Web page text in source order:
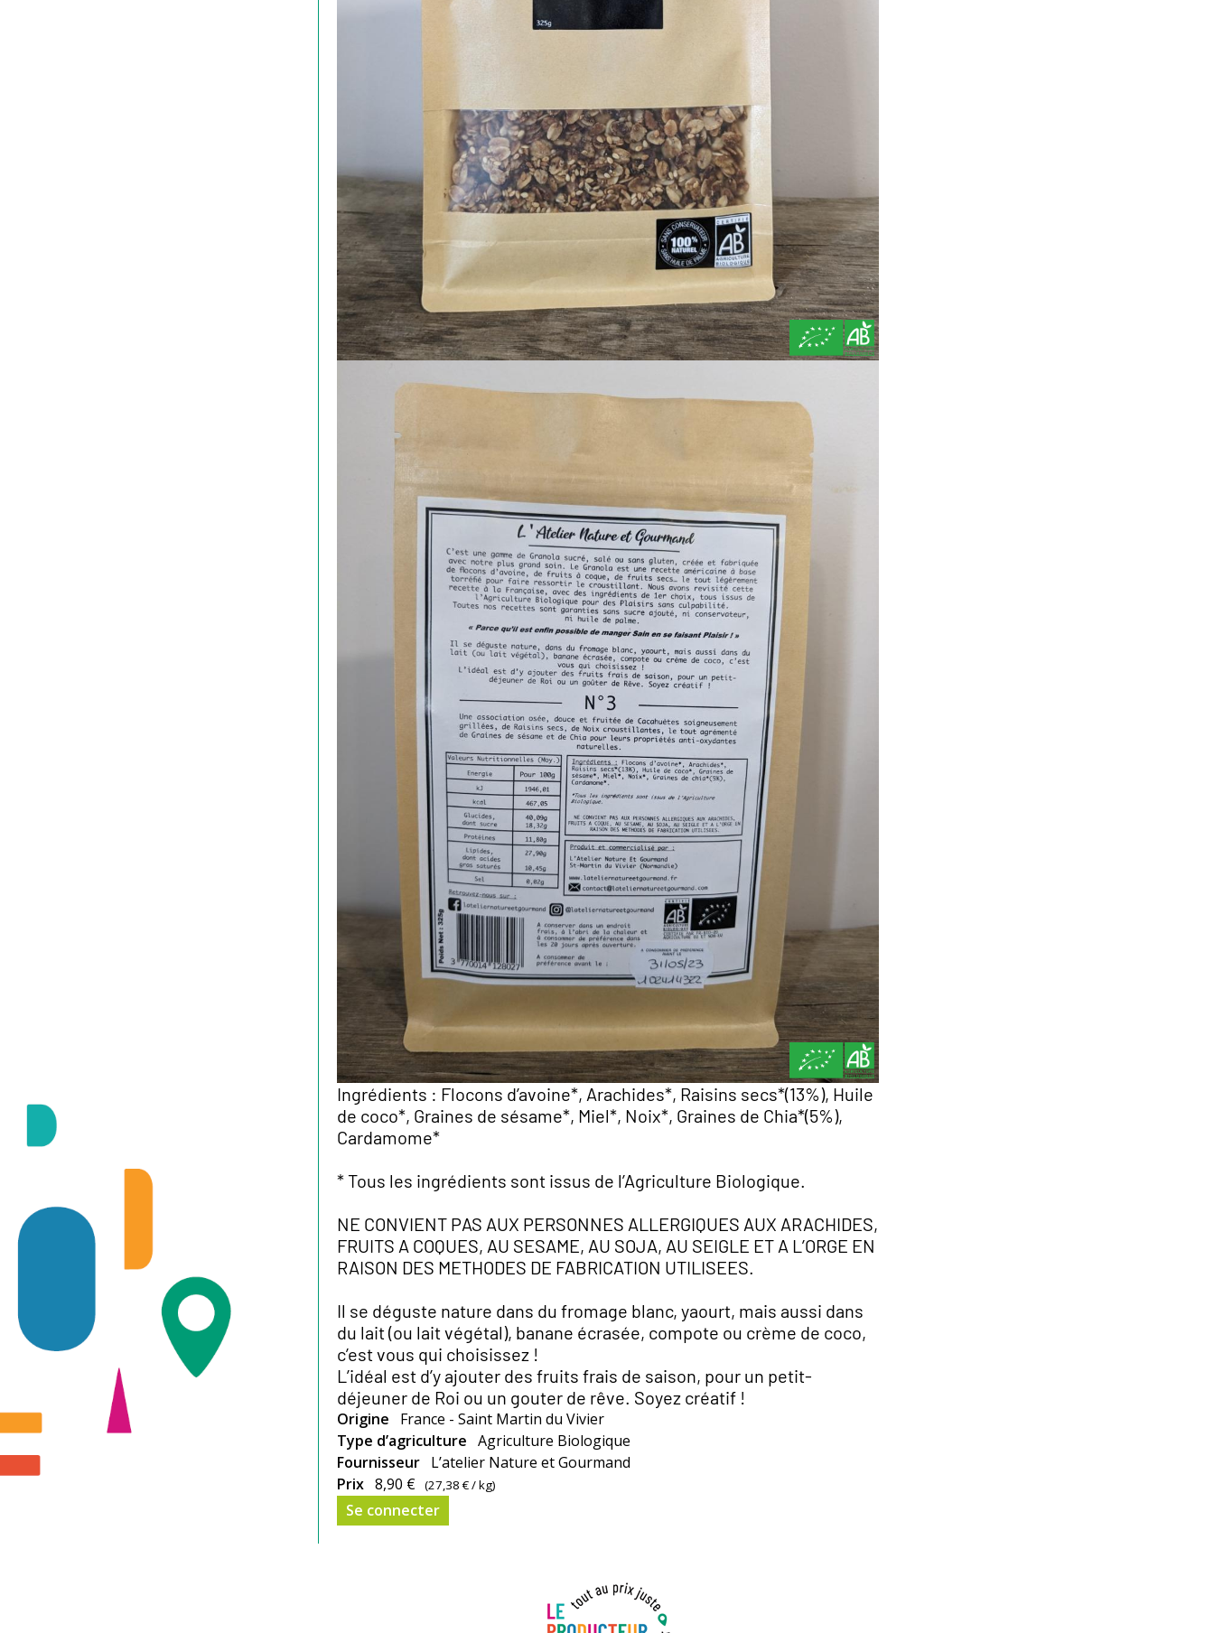
Ingrédients : Flocons d’avoine*, Arachides*, Raisins secs*(13%), Huile
de coco*, Graines de sésame*, Miel*, Noix*, Graines de Chia*(5%),
Cardamome*
* Tous les ingrédients sont issus de l’Agriculture Biologique.
NE CONVIENT PAS AUX PERSONNES ALLERGIQUES AUX ARACHIDES,
FRUITS A COQUES, AU SESAME, AU SOJA, AU SEIGLE ET A L’ORGE EN
RAISON DES METHODES DE FABRICATION UTILISEES.
Il se déguste nature dans du fromage blanc, yaourt, mais aussi dans
du lait (ou lait végétal), banane écrasée, compote ou crème de coco,
c’est vous qui choisissez !
L’idéal est d’y ajouter des fruits frais de saison, pour un petit-
déjeuner de Roi ou un gouter de rêve. Soyez créatif !
Origine
France - Saint Martin du Vivier
Type d’agriculture Agriculture Biologique
Fournisseur L’atelier Nature et Gourmand
Prix 8,90 € (27,38 €/ kg)
Se connecter